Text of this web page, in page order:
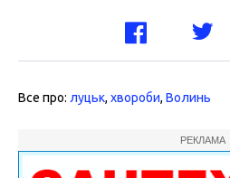
Все про: луцьк, хвороби, Волинь
РЕКЛАМА